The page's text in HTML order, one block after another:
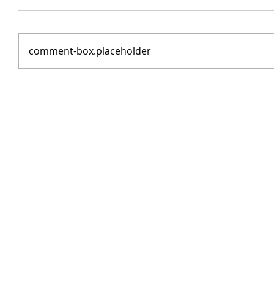
comment-box.placeholder